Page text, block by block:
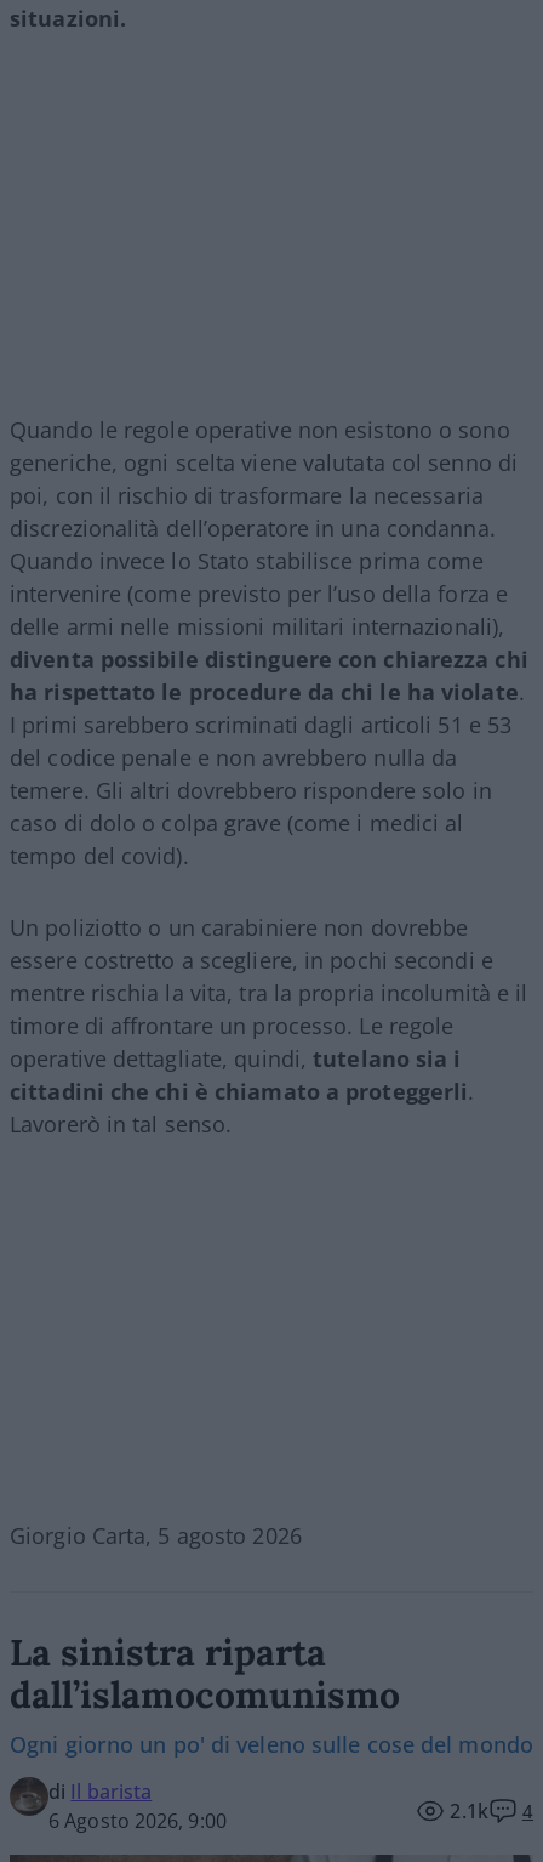
situazioni.
Quando le regole operative non esistono o sono
generiche, ogni scelta viene valutata col senno di
poi, con il rischio di trasformare la necessaria
discrezionalità dell’operatore in una condanna.
Quando invece lo Stato stabilisce prima come
intervenire (come previsto per l’uso della forza e
delle armi nelle missioni militari internazionali),
diventa possibile distinguere con chiarezza chi
ha rispettato le procedure da chi le ha violate.
I primi sarebbero scriminati dagli articoli 51 e 53
del codice penale e non avrebbero nulla da
temere. Gli altri dovrebbero rispondere solo in
caso di dolo o colpa grave (come i medici al
tempo del covid).
Un poliziotto o un carabiniere non dovrebbe
essere costretto a scegliere, in pochi secondi e
mentre rischia la vita, tra la propria incolumità e il
timore di affrontare un processo. Le regole
operative dettagliate, quindi,tutelano sia i
cittadini che chi è chiamato a proteggerli.
Lavorerò in tal senso.
Giorgio Carta, 5 agosto 2026
La sinistra riparta
dall’islamocomunismo
Ogni giorno un po' di veleno sulle cose del mondo
di Il barista
6 Agosto 2026, 9:00
2.1k 4